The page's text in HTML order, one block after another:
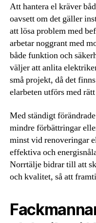
Att hantera el kräver
oavsett om det gäller
att lösa problem med
arbetar noggrant med
både funktion och
väljer att anlita
små projekt, då det
elarbeten utförs med
Med ständigt
mindre förbättringar
minst vid renoveringar
effektiva och
Norrtälje bidrar till att
och kvalitet, så att